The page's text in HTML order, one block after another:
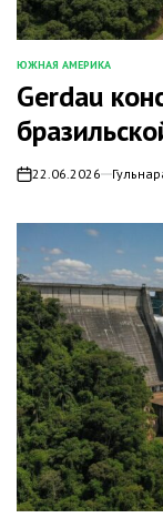
ОПУБЛИКОВАНО
В
ЮЖНАЯ АМЕРИКА
Gerdau
on22.06.2026